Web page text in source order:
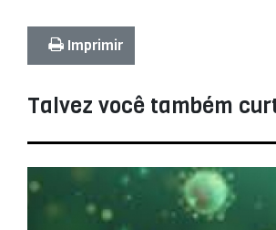
Imprimir
Talvez você também